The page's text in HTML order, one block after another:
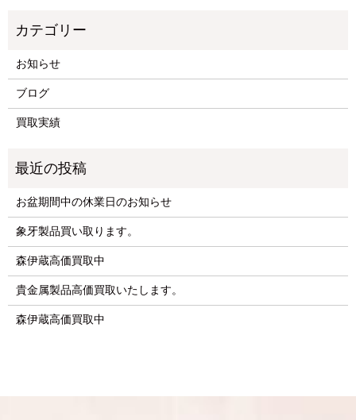
お知らせ
ブログ
買取実績
お盆期間中の休業日のお知らせ
象牙製品買い取ります。
森伊蔵高価買取中
貴金属製品高価買取いたします。
森伊蔵高価買取中